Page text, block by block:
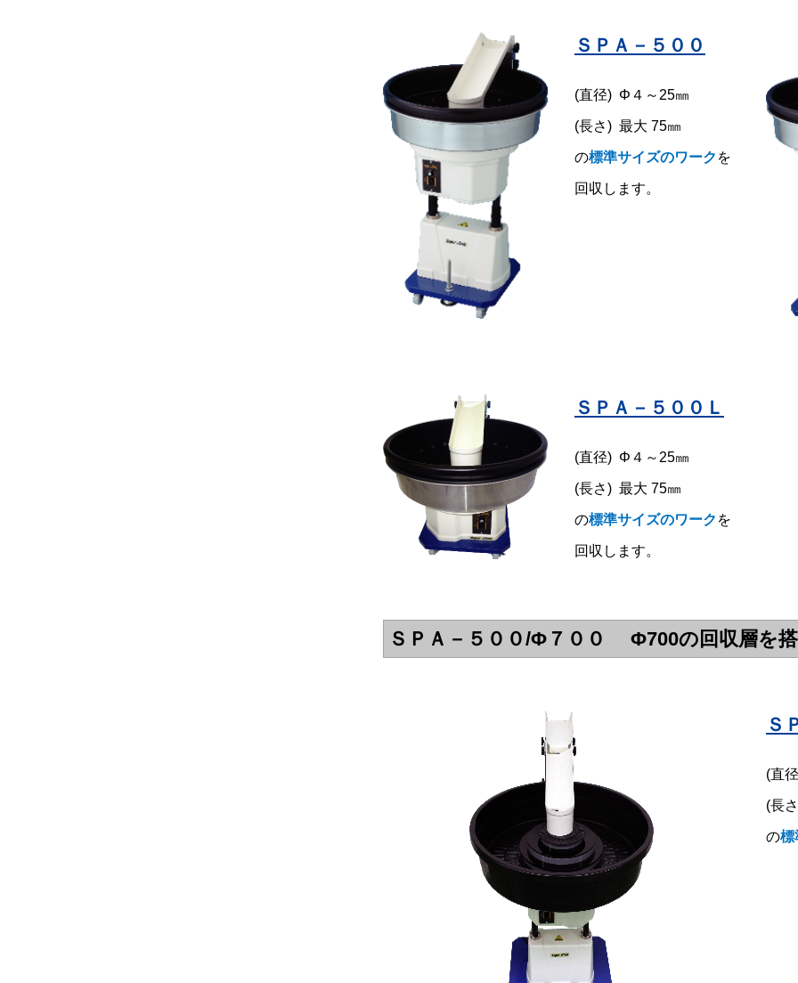
ＳＰＡ－５００
(直径) Φ４～25㎜
(長さ) 最大 75㎜
の標準サイズのワーク を
回収します。
ＳＰＡ－５００Ｌ
(直径) Φ４～25㎜
(長さ) 最大 75㎜
の標準サイズのワーク を
回収します。
ＳＰＡ－５００/Φ７００ Φ700の回収層を
Ｓ
(直
(長
の標